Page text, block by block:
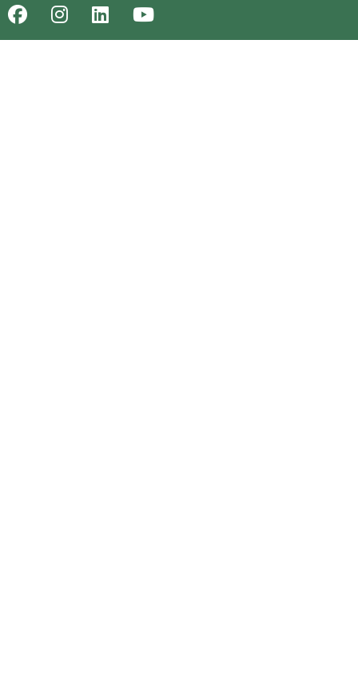
FacebookInstagramLinkedInYoutube